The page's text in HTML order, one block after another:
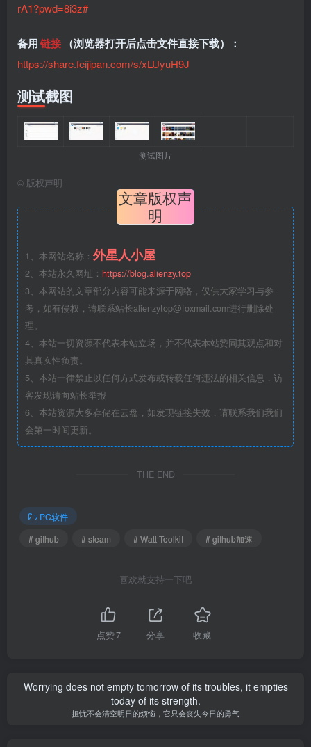
rA1?pwd=8i3z#
备用链接 （浏览器打开后点击文件直接下载）：
https://share.feijipan.com/s/xLUyuH9J
测试截图
测试图片
© 版权声明
文章版权声
明
1、本网站名称： 外星人小屋
2、本站永久网址： https://blog.alienzy.top
3、本网站的文章部分内容可能来源于网络，仅供大家学习与参
考，如有侵权，请联系站长alienzytop@foxmail.com进行删除处
理。
4、本站一切资源不代表本站立场，并不代表本站赞同其观点和对
其真实性负责。
5、本站一律禁止以任何方式发布或转载任何违法的相关信息，访
客发现请向站长举报
6、本站资源大多存储在云盘，如发现链接失效，请联系我们我们
会第一时间更新。
THE END
PC软件
# github
# steam # Watt Toolkit # github加速
喜欢就支持一下吧
点赞7 分享 收藏
Worrying does not empty tomorrow of its troubles, it empties
today of its strength.
担忧不会清空明日的烦恼，它只会丧失今日的勇气